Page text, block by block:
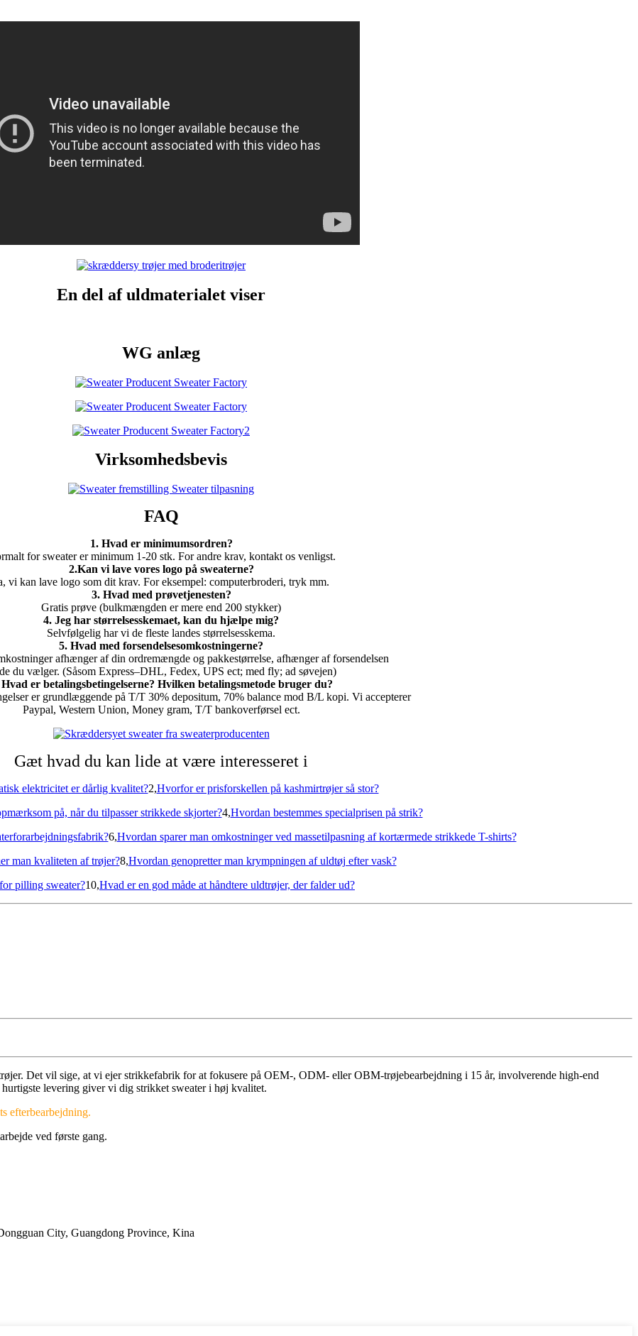
En del af uldmaterialet viser
WG anlæg
Virksomhedsbevis
FAQ
1. Hvad er minimumsordren?
for sweater er minimum 1-20 stk. For andre krav, kontakt os venligst.
2.Kan vi lave vores logo på sweaterne?
vi kan lave logo som dit krav. For eksempel: computerbroderi, tryk mm.
3. Hvad med prøvetjenesten?
Gratis prøve (bulkmængden er mere end 200 stykker)
4. Jeg har størrelsesskemaet, kan du hjælpe mig?
Selvfølgelig har vi de fleste landes størrelsesskema.
5. Hvad med forsendelsesomkostningerne?
afhænger af din ordremængde og pakkestørrelse, afhænger af forsendelsen
du vælger. (Såsom Express–DHL, Fedex, UPS ect; med fly; ad søvejen)
Hvad er betalingsbetingelserne? Hvilken betalingsmetode bruger du?
er grundlæggende på T/T 30% depositum, 70% balance mod B/L kopi. Vi accepterer
Paypal, Western Union, Money gram, T/T bankoverførsel ect.
Gæt hvad du kan lide at være interesseret i
elektricitet er dårlig kvalitet?2,Hvorfor er prisforskellen på kashmirtrøjer så stor?
på, når du tilpasser strikkede skjorter?4,Hvordan bestemmes specialprisen på strik?
6,Hvordan sparer man omkostninger ved massetilpasning af kortærmede strikkede T-shirts?
man kvaliteten af ​​trøjer?8,Hvordan genopretter man krympningen af ​​uldtøj efter vask?
pilling sweater?10,Hvad er en god måde at håndtere uldtrøjer, der falder ud?
Det vil sige, at vi ejer strikkefabrik for at fokusere på OEM-, ODM- eller OBM-trøjebearbejdning i 15 år, involverende high-end
levering giver vi dig strikket sweater i høj kvalitet.
efterbearbejdning.
ved første gang.
City, Guangdong Province, Kina